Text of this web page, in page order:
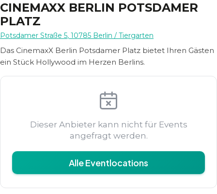
CINEMAXX BERLIN POTSDAMER
PLATZ
Potsdamer Straße 5, 10785 Berlin / Tiergarten
Das CinemaxX Berlin Potsdamer Platz bietet Ihren Gästen
ein Stück Hollywood im Herzen Berlins.
Dieser Anbieter kann nicht für Events
angefragt werden.
Alle Eventlocations